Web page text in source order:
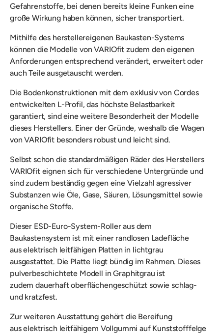
Gefahrenstoffe, bei denen bereits kleine Funken eine
große Wirkung haben können, sicher transportiert.
Mithilfe des herstellereigenen Baukasten-Systems
können die Modelle von VARIOfit zudem den eigenen
Anforderungen entsprechend verändert, erweitert oder
auch Teile ausgetauscht werden.
Die Bodenkonstruktionen mit dem exklusiv von Cordes
entwickelten L-Profil, das höchste Belastbarkeit
garantiert, sind eine weitere Besonderheit der Modelle
dieses Herstellers. Einer der Gründe, weshalb die Wagen
von VARIOfit besonders robust und leicht sind.
Selbst schon die standardmäßigen Räder des Herstellers
VARIOfit eignen sich für verschiedene Untergründe und
sind zudem beständig gegen eine Vielzahl agressiver
Substanzen wie Öle, Gase, Säuren, Lösungsmittel sowie
organische Stoffe.
Dieser ESD-Euro-System-Roller aus dem
Baukastensystem ist mit einer randlosen Ladefläche
auselektrisch leitfähigen Platten in lichtgrau
ausgestattet. Die Platte liegt bündig im Rahmen. Dieses
pulverbeschichtete Modell in Graphitgrau ist
zudemdauerhaft oberflächengeschütztsowie schlag-
und kratzfest.
Zur weiteren Ausstattung gehört die Bereifung
aus elektrisch leitfähigem Vollgummi auf Kunststofffelge